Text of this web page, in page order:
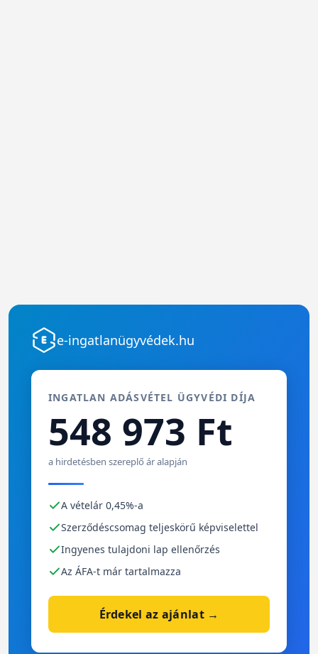
e-ingatlanügyvédek.hu
INGATLAN ADÁSVÉTEL ÜGYVÉDI DÍJA
548 973 Ft
a hirdetésben szereplő ár alapján
A vételár 0,45%-a
Szerződéscsomag teljeskörű képviselettel
Ingyenes tulajdoni lap ellenőrzés
Az ÁFA-t már tartalmazza
Érdekel az ajánlat →